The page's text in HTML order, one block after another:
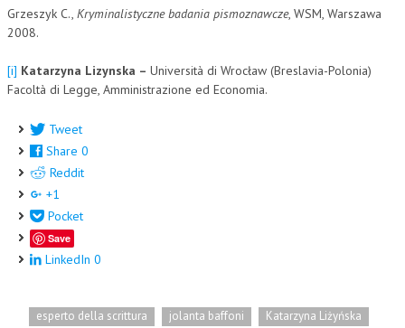
Grzeszyk C., Kryminalistyczne badania pismoznawcze, WSM, Warszawa
2008.
[i] Katarzyna Lizynska – Università di Wrocław (Breslavia-Polonia)
Facoltà di Legge, Amministrazione ed Economia.
Tweet
Share 0
Reddit
+1
Pocket
Save
LinkedIn 0
esperto della scrittura jolanta baffoni Katarzyna Liżyńska